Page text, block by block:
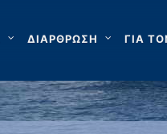
ΔΙΑΡΘΡΩΣΗ ΓΙΑ